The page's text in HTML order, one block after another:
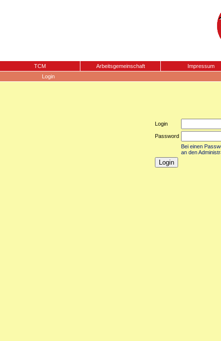
TCM Arbeitsgemeinschaft
Impressum
Login
Login
Password
Bei einen
an den